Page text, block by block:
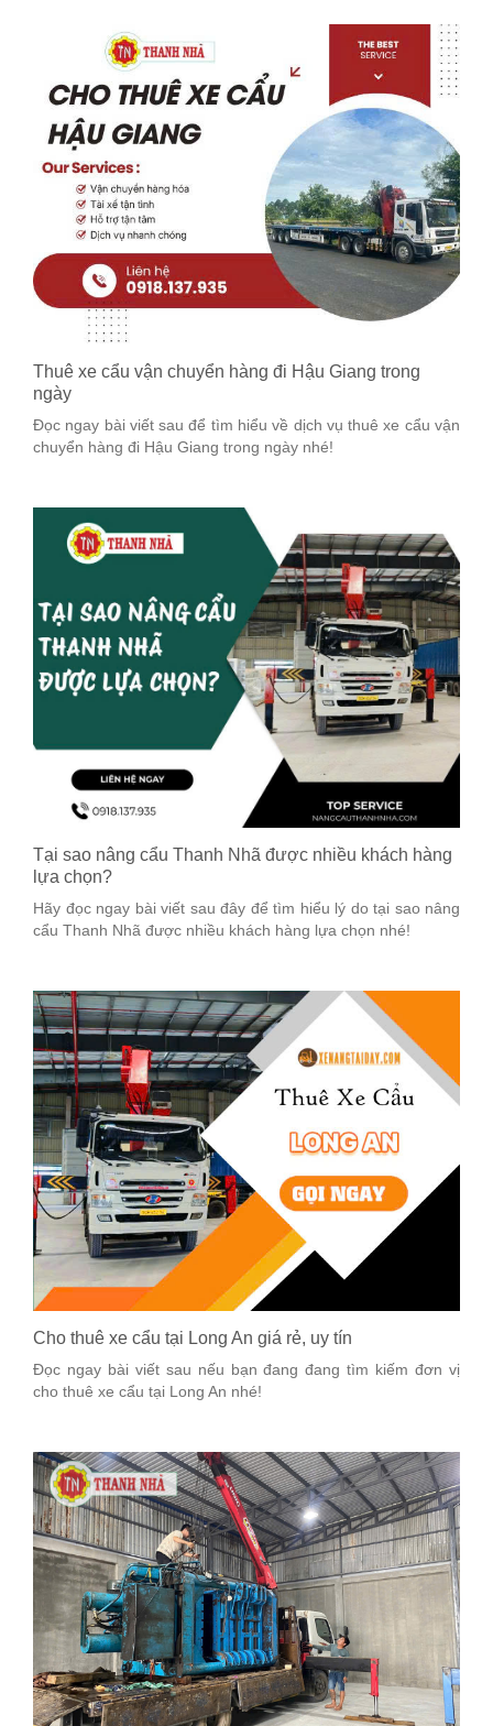
Thuê xe cẩu vận chuyển hàng đi Hậu Giang trong
ngày
Đọc ngay bài viết sau để tìm hiểu về dịch vụ thuê xe cẩu vận
chuyển hàng đi Hậu Giang trong ngày nhé!
Tại sao nâng cẩu Thanh Nhã được nhiều khách hàng
lựa chọn?
Hãy đọc ngay bài viết sau đây để tìm hiểu lý do tại sao nâng
cẩu Thanh Nhã được nhiều khách hàng lựa chọn nhé!
Cho thuê xe cẩu tại Long An giá rẻ, uy tín
Đọc ngay bài viết sau nếu bạn đang đang tìm kiếm đơn vị
cho thuê xe cẩu tại Long An nhé!